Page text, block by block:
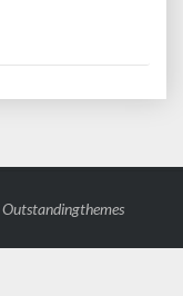
Outstandingthemes